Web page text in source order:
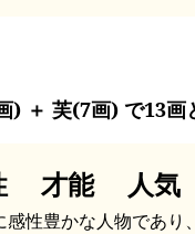
) ＋ 芙(7画) で13画
才能 人
感性豊かな人物であり